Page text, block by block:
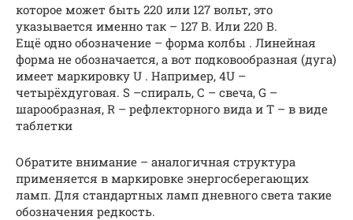
которое может быть 220 или 127 вольт, это
указывается именно так – 127 В. Или 220 В.
Ещё одно обозначение – форма колбы . Линейная
форма не обозначается, а вот подковообразная (дуга)
имеет маркировку U . Например, 4U –
четырёхдуговая. S –спираль, С – свеча, G –
шарообразная, R – рефлекторного вида и Т – в виде
таблетки
Обратите внимание – аналогичная структура
применяется в маркировке энергосберегающих
ламп. Для стандартных ламп дневного света такие
обозначения редкость.